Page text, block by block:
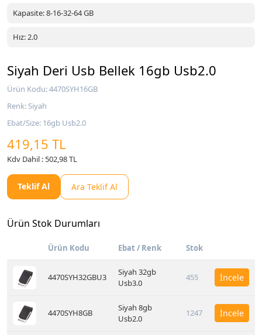
Kapasite: 8-16-32-64 GB
Hız: 2.0
Siyah Deri Usb Bellek 16gb Usb2.0
Ürün Kodu: 4470SYH16GB
Renk: Siyah
Ebat/Size: 16gb Usb2.0
419,15 TL
Kdv Dahil : 502,98 TL
Teklif Al Ara Teklif Al
Ürün Stok Durumları
Ürün Kodu Ebat / Renk Stok
4470SYH32GBU3
Siyah 32gb
Usb3.0
455 İncele
4470SYH8GB
Siyah 8gb
Usb2.0
1247 İncele